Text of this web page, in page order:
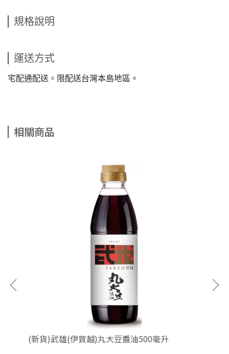
規格說明
運送方式
宅配通配送。限配送台灣本島地區。
相關商品
(新貨)武雄(伊賀越)丸大豆醬油500毫升